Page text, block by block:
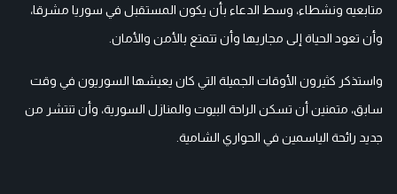
متابعيه ونشطاء، وسط الدعاء بأن يكون المستقبل في سوريا مشرقا،
وأن تعود الحياة إلى مجاريها وأن تتمتع بالأمن والأمان.
واستذكر كثيرون الأوقات الجميلة التي كان يعيشها السوريون في وقت
سابق، متمنين أن تسكن الراحة البيوت والمنازل السورية، وأن تنتشر من
جديد رائحة الياسمين في الحواري الشامية.